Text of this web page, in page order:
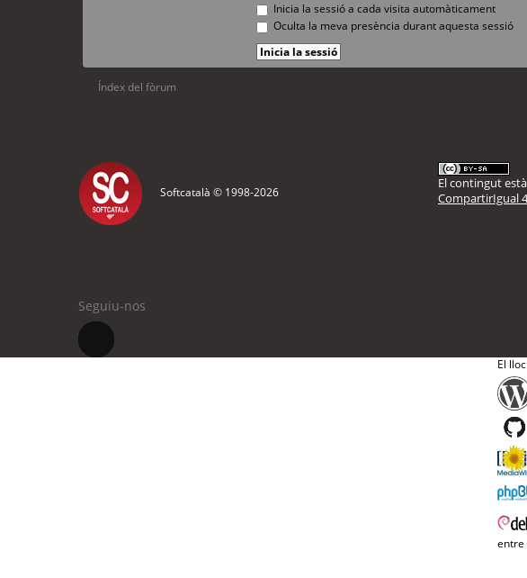
Inicia la sessió a cada visita automàticament
Oculta la meva presència durant aquesta sessió
Índex del fòrum
Softcatalà © 1998-2026
El contingut
CompartirIgual
Seguiu-nos
El
entre